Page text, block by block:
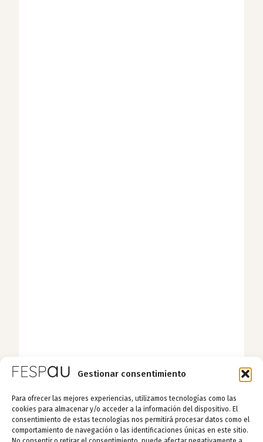
Gestionar consentimiento
Para ofrecer las mejores experiencias, utilizamos tecnologías como las
cookies para almacenar y/o acceder a la información del dispositivo. El
consentimiento de estas tecnologías nos permitirá procesar datos como el
comportamiento de navegación o las identificaciones únicas en este sitio.